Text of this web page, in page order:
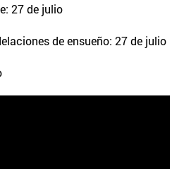
27 de julio
de ensueño: 27 de julio